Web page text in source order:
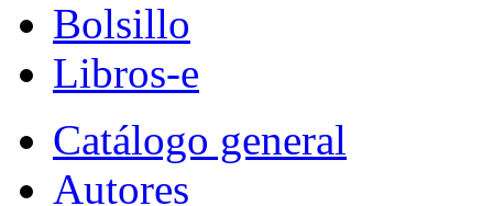
Bolsillo
Libros-e
Catálogo general
Autores